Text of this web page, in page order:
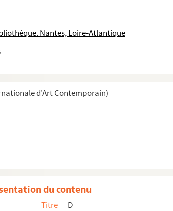
Nantes, Loire-Atlantique
d'Art Contemporain)
du contenu
Titre D